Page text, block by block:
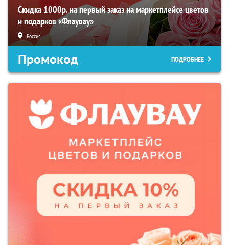
Скидка 1000р. на первый заказ на маркетплейсе цветов
и подарков «Флаувау»
Россия
Промокод ПОДРОБНЕЕ